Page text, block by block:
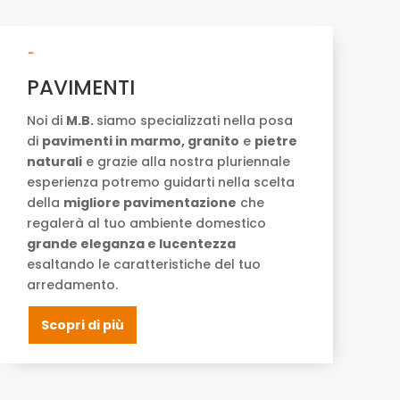
-
PAVIMENTI
Noi di M.B. siamo specializzati nella posa
di pavimenti in marmo, granito e pietre
naturali e grazie alla nostra pluriennale
esperienza potremo guidarti nella scelta
della migliore pavimentazione che
regalerà al tuo ambiente domestico
grande eleganza e lucentezza
esaltando le caratteristiche del tuo
arredamento.
Scopri di più